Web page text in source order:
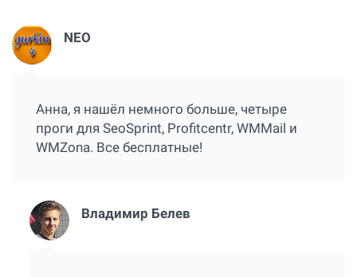
NEO
Анна, я нашёл немного больше, четыре
проги для SeoSprint, Profitcentr, WMMail и
WMZona. Все бесплатные!
Владимир Белев